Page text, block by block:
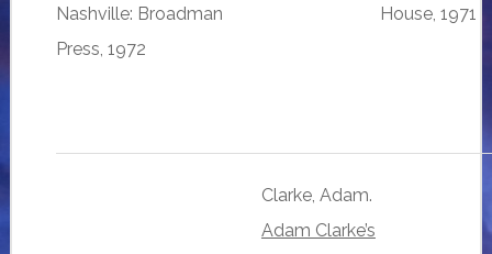
Nashville: Broadman
Press, 1972
House, 1971
Clarke, Adam.
Adam Clarke’s